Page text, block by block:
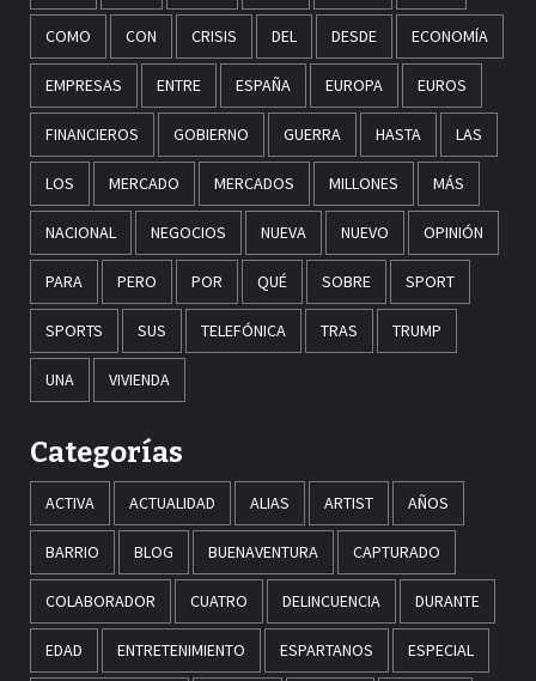
COMO CON CRISIS DEL DESDE ECONOMÍA
EMPRESAS ENTRE ESPAÑA EUROPA EUROS
FINANCIEROS GOBIERNO GUERRA HASTA LAS
LOS MERCADO MERCADOS MILLONES MÁS
NACIONAL NEGOCIOS NUEVA NUEVO OPINIÓN
PARA PERO POR QUÉ SOBRE SPORT
SPORTS SUS TELEFÓNICA TRAS TRUMP
UNA VIVIENDA
Categorías
ACTIVA ACTUALIDAD ALIAS ARTIST AÑOS
BARRIO BLOG BUENAVENTURA CAPTURADO
COLABORADOR CUATRO DELINCUENCIA DURANTE
EDAD ENTRETENIMIENTO ESPARTANOS ESPECIAL